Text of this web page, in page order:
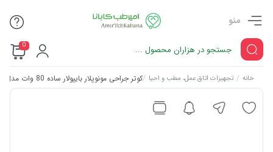
منو
0
خانه / تجهیزات اتاق عمل، مطب و احیا /کوتر جراحی مونوپلار بایپولار ساده 80 وات مدل BN101